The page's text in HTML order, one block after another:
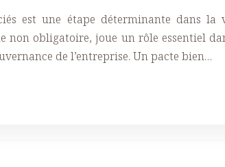
est une étape déterminante dans la
non obligatoire, joue un rôle essentiel
de l’entreprise. Un pacte bien…